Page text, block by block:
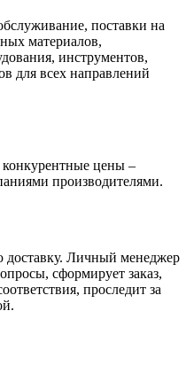
поставки на
материалов,
инструментов,
для всех направлений
цены –
производителями.
доставку. Личный менеджер
сформирует заказ,
проследит за